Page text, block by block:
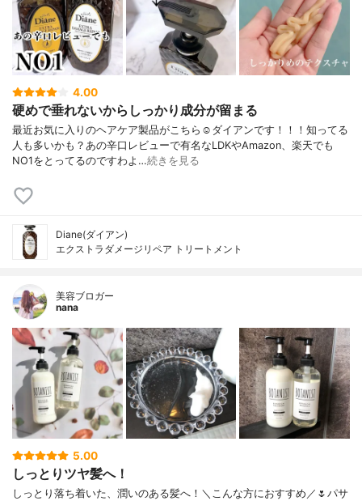
4.00
硬めで垂れないからしっかり成分が留まる
最近お気に入りのヘアケア製品がこちら☺️ダイアンです！！！知ってる
人も多いかも？あの辛口レビューで有名なLDKやAmazon、楽天でも
NO1をとってるのですわよ…続きを見る
Diane(ダイアン)
エクストラダメージリペア トリートメント
美容ブロガー
nana
5.00
しっとりツヤ髪へ！
しっとり落ち着いた、潤いのある髪へ！＼こんな方におすすめ／🌷パサ